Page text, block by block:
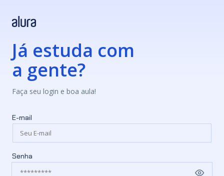
Já estuda com
a gente?
Faça seu login e boa aula!
E-mail
Senha